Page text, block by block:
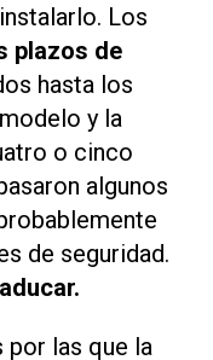
Los
plazos de
hasta los
y la
o cinco
algunos
de seguridad.
por las que la